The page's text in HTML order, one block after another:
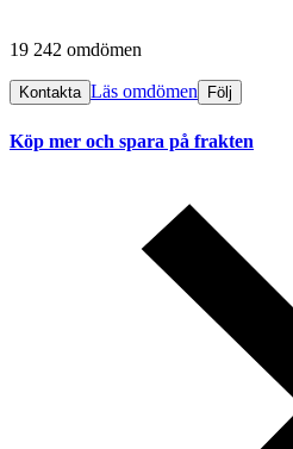
19 242 omdömen
Kontakta Läs omdömen Följ
Köp mer och spara på frakten